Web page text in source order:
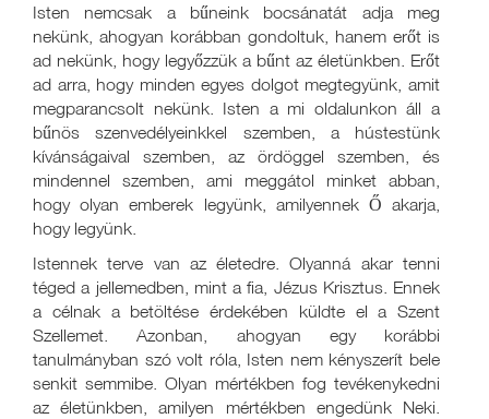
Isten nemcsak a bűneink bocsánatát adja meg
nekünk, ahogyan korábban gondoltuk, hanem erőt is
ad nekünk, hogy legyőzzük a bűnt az életünkben. Erőt
ad arra, hogy minden egyes dolgot megtegyünk, amit
megparancsolt nekünk. Isten a mi oldalunkon áll a
bűnös szenvedélyeinkkel szemben, a hústestünk
kívánságaival szemben, az ördöggel szemben, és
mindennel szemben, ami meggátol minket abban,
hogy olyan emberek legyünk, amilyennek Ő akarja,
hogy legyünk.
Istennek terve van az életedre. Olyanná akar tenni
téged a jellemedben, mint a fia, Jézus Krisztus. Ennek
a célnak a betöltése érdekében küldte el a Szent
Szellemet. Azonban, ahogyan egy korábbi
tanulmányban szó volt róla, Isten nem kényszerít bele
senkit semmibe. Olyan mértékben fog tevékenykedni
az életünkben, amilyen mértékben engedünk Neki.